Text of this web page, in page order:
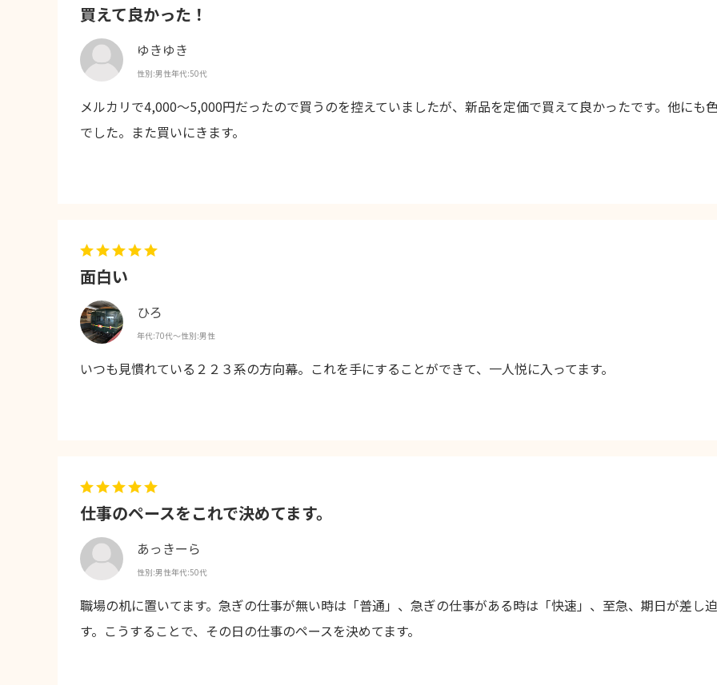
買えて良かった！
ゆきゆき
性別:男性年代:50代
メルカリで4,000〜5,000円だったので買うのを控えていましたが、新品を定価で買えて良かったです。他にも
でした。また買いにきます。
面白い
ひろ
年代:70代～性別:男性
いつも見慣れている２２３系の方向幕。これを手にすることができて、一人悦に入ってます。
仕事のペースをこれで決めてます。
あっきーら
性別:男性年代:50代
職場の机に置いてます。急ぎの仕事が無い時は「普通」、急ぎの仕事がある時は「快速」、至急、期日が差し
す。こうすることで、その日の仕事のペースを決めてます。